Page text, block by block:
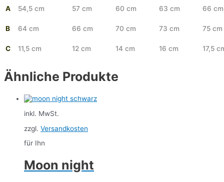
A
54,5 cm 57 cm 60 cm 63 cm 66 cm
B 64 cm 66 cm 70 cm 73 cm 75 cm
C 11,5 cm 12 cm 14 cm 16 cm 17,5
Ähnliche Produkte
inkl. MwSt.
zzgl. Versandkosten
für Ihn
Moon night